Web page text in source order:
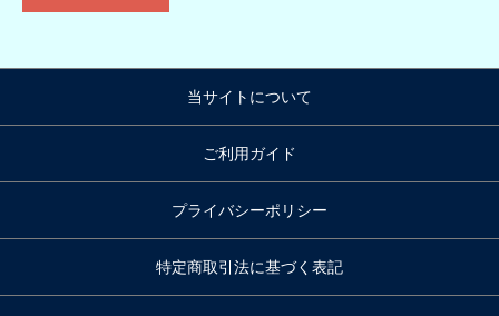
当サイトについて
ご利用ガイド
プライバシーポリシー
特定商取引法に基づく表記